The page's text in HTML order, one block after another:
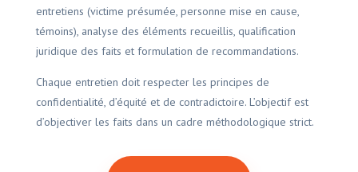
entretiens (victime présumée, personne mise en cause,
témoins), analyse des éléments recueillis, qualification
juridique des faits et formulation de recommandations.
Chaque entretien doit respecter les principes de
confidentialité, d’équité et de contradictoire. L’objectif est
d’objectiver les faits dans un cadre méthodologique strict.